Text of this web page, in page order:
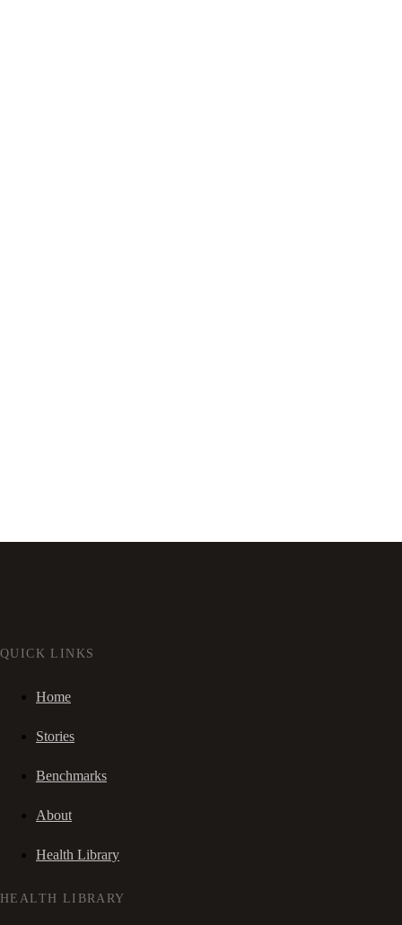
QUICK LINKS
Home
Stories
Benchmarks
About
Health Library
HEALTH LIBRARY